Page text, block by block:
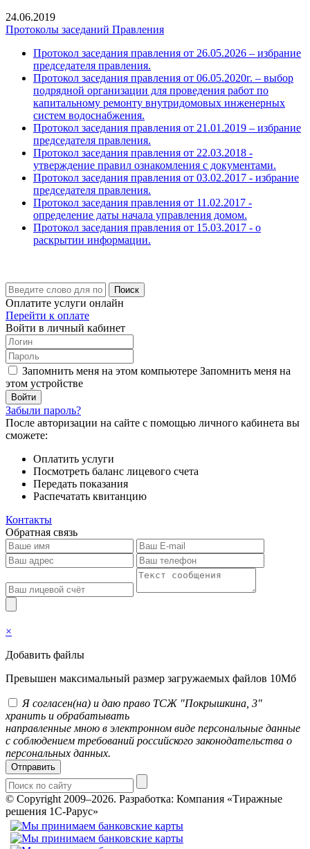
24.06.2019
Протоколы заседаний Правления
Протокол заседания правления от 26.05.2026 – избрание
председателя правления.
Протокол заседания правления от 06.05.2020г. – выбор
подрядной организации для проведения работ по
капитальному ремонту внутридомовых инженерных
систем водоснабжения.
Протокол заседания правления от 21.01.2019 – избрание
председателя правления.
Протокол заседания правления от 22.03.2018 -
утверждение правил ознакомления с документами.
Протокол заседания правления от 03.02.2017 - избрание
председателя правления.
Протокол заседания правления от 11.02.2017 -
определение даты начала управления домом.
Протокол заседания правления от 15.03.2017 - о
раскрытии информации.
Поиск
Оплатите услуги онлайн
Перейти к оплате
Войти в личный кабинет
Запомнить меня на этом компьютере Запомнить меня на
этом устройстве
Забыли пароль?
После авторизации на сайте с помощью личного кабинета вы
сможете:
Оплатить услуги
Посмотреть баланс лицевого счета
Передать показания
Распечатать квитанцию
Контакты
Обратная связь
×
Добавить файлы
Превышен максимальный размер загружаемых файлов 10Мб
Я согласен(на) и даю право ТСЖ "Покрышкина, 3"
хранить и обрабатывать
направленные мною в электронном виде персональные данные
с соблюдением требований российского законодательства о
персональных данных.
Отправить
© Copyright 2009–2026. Разработка: Компания «Тиражные
решения 1С-Рарус»